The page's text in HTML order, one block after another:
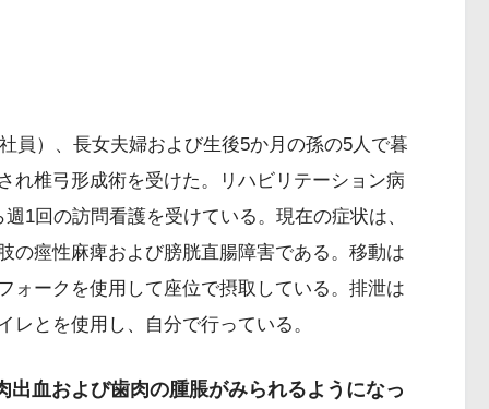
直ちに促す
）、長女夫婦および生後5か月の孫の5人で暮
れ椎弓形成術を受けた。リハビリテーション病
1回の訪問看護を受けている。現在の症状は、
の痙性麻痺および膀胱直腸障害である。移動は
ォークを使用して座位で摂取している。排泄は
とを使用し、自分で行っている。
血および歯肉の腫脹がみられるようになっ